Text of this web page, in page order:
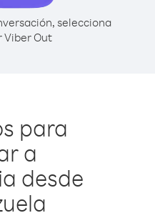
selecciona
Viber Out
para
a
desde